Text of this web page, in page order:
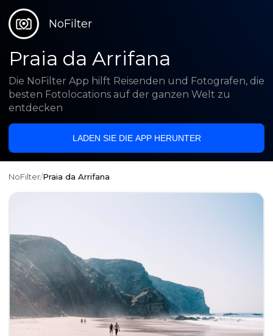
NoFilter
Praia da Arrifana
Die NoFilter App hilft Reisenden und Fotografen, die
besten Fotolocations auf der ganzen Welt zu
entdecken
LADEN SIE DIE APP HERUNTER
NoFilter/Praia da Arrifana